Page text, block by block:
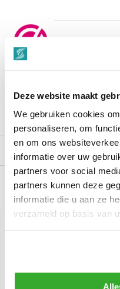
Deze website maakt
We gebruiken cookies
personaliseren, om
en om ons
informatie over uw
partners voor social
partners kunnen deze
informatie die u aan ze
verzameld op basis van
Productomschrijving
Reviews
Recent bekeken